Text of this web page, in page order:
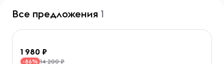
Все предложения 1
1 980
-86% 14 200 ₽